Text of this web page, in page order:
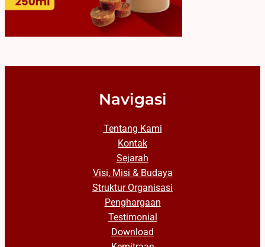
Navigasi
Tentang Kami
Kontak
Sejarah
Visi, Misi & Budaya
Struktur Organisasi
Penghargaan
Testimonial
Download